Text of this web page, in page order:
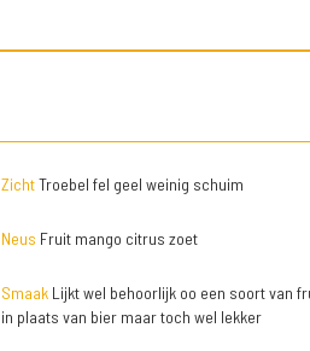
ZichtTroebel fel geel weinig schuim
Neus Fruit mango citrus zoet
SmaakLijkt wel behoorlijk oo een soort van
in plaats van bier maar toch wel lekker